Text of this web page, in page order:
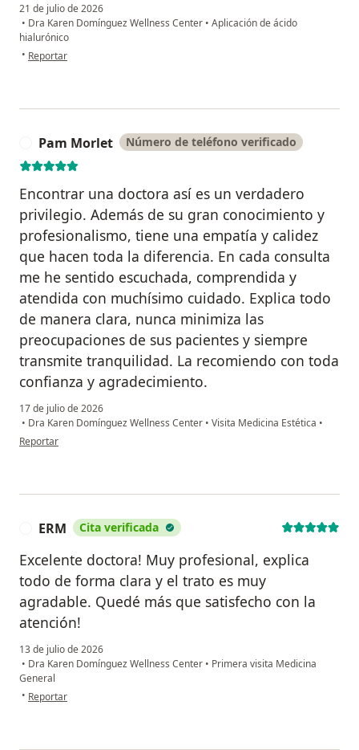
21 de julio de 2026
• Dra Karen Domínguez Wellness Center • Aplicación de ácido
hialurónico
• en opinión del usuario Michel M
Reportar
Pam Morlet Número de teléfono verificado
Encontrar una doctora así es un verdadero
privilegio. Además de su gran conocimiento y
profesionalismo, tiene una empatía y calidez
que hacen toda la diferencia. En cada consulta
me he sentido escuchada, comprendida y
atendida con muchísimo cuidado. Explica todo
de manera clara, nunca minimiza las
preocupaciones de sus pacientes y siempre
transmite tranquilidad. La recomiendo con toda
confianza y agradecimiento.
17 de julio de 2026
• Dra Karen Domínguez Wellness Center • Visita Medicina Estética •
en opinión del usuario Pam Morlet
Reportar
ERM Cita verificada
Excelente doctora! Muy profesional, explica
todo de forma clara y el trato es muy
agradable. Quedé más que satisfecho con la
atención!
13 de julio de 2026
• Dra Karen Domínguez Wellness Center • Primera visita Medicina
General
• en opinión del usuario ERM
Reportar